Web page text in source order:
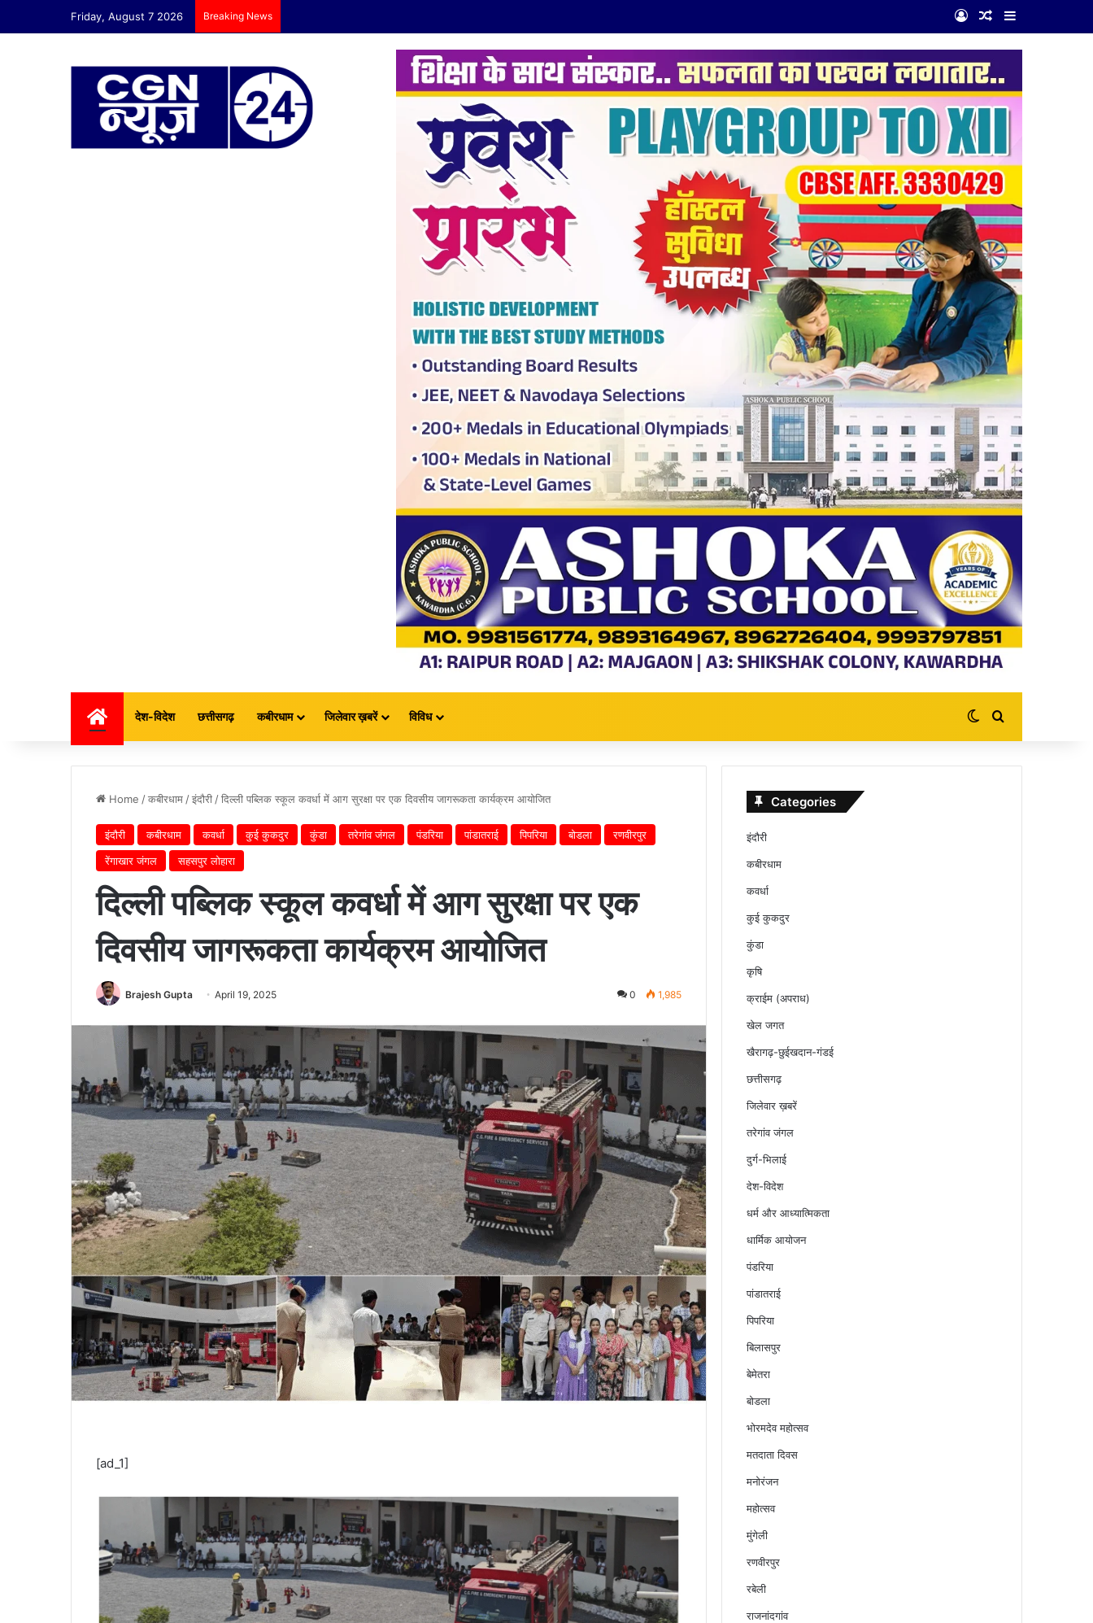
Friday, August 7 2026 Breaking News Log InRandom Article
Sidebar
होम देश-विदेश छत्तीसगढ़ कबीरधाम जिलेवार ख़बरें विविध Switch skin
Search for
Home /कबीरधाम /इंदौरी /दिल्ली पब्लिक स्कूल कवर्धा में आग सुरक्षा पर एक दिवसीय जागरूकता कार्यक्रम आयोजित
इंदौरी कबीरधाम कवर्धा कुई कुकदुर कुंडा तरेगांव जंगल पंडरिया पांडातराई पिपरिया बोडला
रणवीरपुर
रेंगाखार जंगल
सहसपुर लोहारा
दिल्ली पब्लिक स्कूल कवर्धा में आग सुरक्षा पर एक
दिवसीय जागरूकता कार्यक्रम आयोजित
Brajesh Gupta April 19, 2025 0 1,985
[ad_1]
Categories
इंदौरी
कबीरधाम
कवर्धा
कुई कुकदुर
कुंडा
कृषि
क्राईम (अपराध)
खेल जगत
खैरागढ़-छुईखदान-गंडई
छत्तीसगढ़
जिलेवार ख़बरें
तरेगांव जंगल
दुर्ग-भिलाई
देश-विदेश
धर्म और आध्यात्मिकता
धार्मिक आयोजन
पंडरिया
पांडातराई
पिपरिया
बिलासपुर
बेमेतरा
बोडला
भोरमदेव महोत्सव
मतदाता दिवस
मनोरंजन
महोत्सव
मुंगेली
रणवीरपुर
रबेली
राजनांदगांव